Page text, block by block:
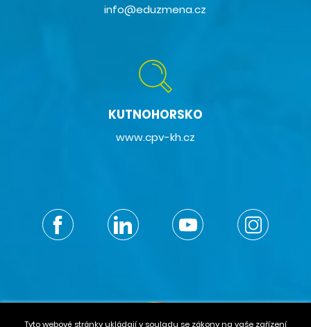
info@eduzmena.cz
KUTNOHORSKO
www.cpv-kh.cz
Tyto webové stránky ukládají v souladu se zákony na vaše zařízení